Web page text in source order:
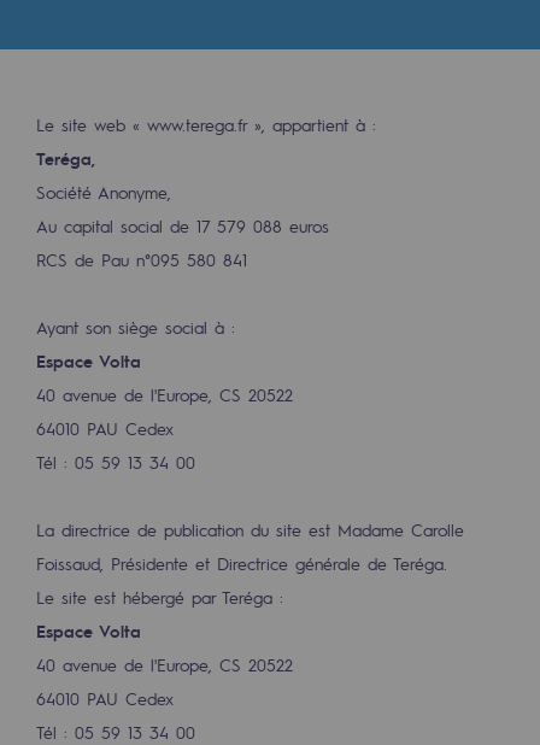
Transversalité et Collaboratif
Notre organisation
Notre organisation
Indicateurs
Publications institutionnelles
Où nous trouver
Les énergies d'avenir
Notre vision
Gaz renouvelables et procédés durables
Gaz renouvelables et procédés
Le site web « www.terega.fr », appartient à :
Teréga,
Société Anonyme,
Au capital social de 17 579 088 euros
RCS de Pau n°095 580 841
Ayant son siège social à :
Espace Volta
40 avenue de l'Europe, CS 20522
64010 PAU Cedex
Tél : 05 59 13 34 00
La directrice de publication du site est Madame Carolle
Foissaud, Présidente et Directrice générale de Teréga.
Le site est hébergé par Teréga :
Espace Volta
40 avenue de l'Europe, CS 20522
64010 PAU Cedex
Tél : 05 59 13 34 00